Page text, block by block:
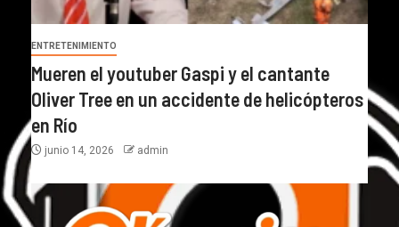
ENTRETENIMIENTO
Mueren el youtuber Gaspi y el cantante
Oliver Tree en un accidente de helicópteros
en Río
junio 14, 2026 admin